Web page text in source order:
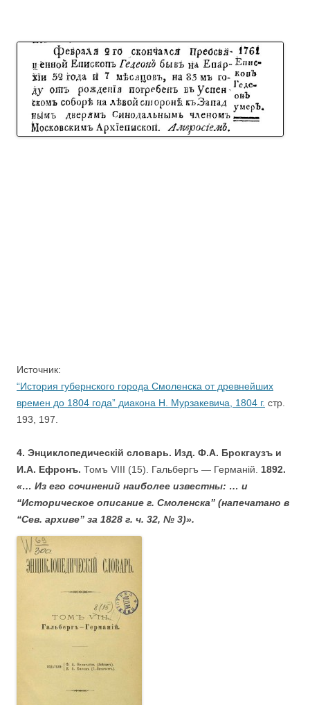
Источник:
“История губернского города Смоленска от древнейших
времен до 1804 года” диакона Н. Мурзакевича, 1804 г. стр.
193, 197.
4. Энциклопедическiй словарь. Изд. Ф.А. Брокгаузъ и
И.А. Ефронъ. Томъ VIII (15). Гальбергъ — Германiй. 1892.
«… Из его сочинений наиболее известны: … и
“Историческое описание г. Смоленска” (напечатано в
“Сев. архиве” за 1828 г. ч. 32, № 3)».